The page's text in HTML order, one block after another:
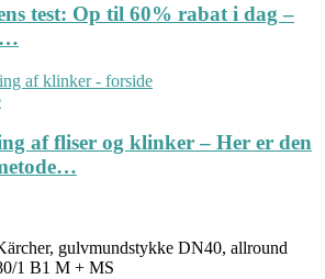
test: Op til 60% rabat i dag –
af fliser og klinker – Her er den
gulvmundstykke DN40, allround
1 B1 M + MS